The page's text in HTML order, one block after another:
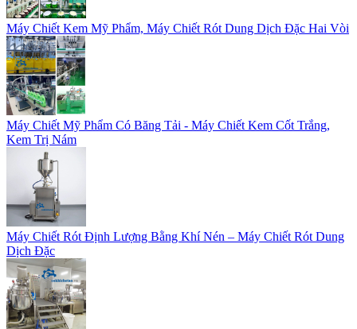
Máy Chiết Kem Mỹ Phẩm, Máy Chiết Rót Dung Dịch Đặc Hai Vòi
Máy Chiết Mỹ Phẩm Có Băng Tải - Máy Chiết Kem Cốt Trắng,
Kem Trị Nám
Máy Chiết Rót Định Lượng Bằng Khí Nén – Máy Chiết Rót Dung
Dịch Đặc